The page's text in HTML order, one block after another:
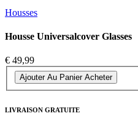
Housses
Housse Universalcover Glasses
€ 49,99
Ajouter Au Panier Acheter
LIVRAISON GRATUITE